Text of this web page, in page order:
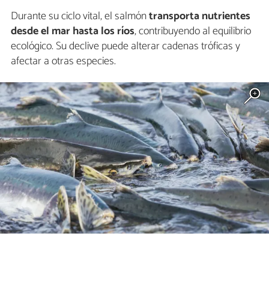
Durante su ciclo vital, el salmóntransporta nutrientes
desde el mar hasta los ríos, contribuyendo al equilibrio
ecológico. Su declive puede alterar cadenas tróficas y
afectar a otras especies.